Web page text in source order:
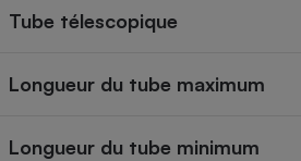
Tube télescopique
Longueur du tube maximum
Longueur du tube minimum